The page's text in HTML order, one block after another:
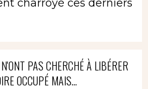
charroyé ces derniers
PAS CHERCHÉ À LIBÉRER
OCCUPÉ MAIS...